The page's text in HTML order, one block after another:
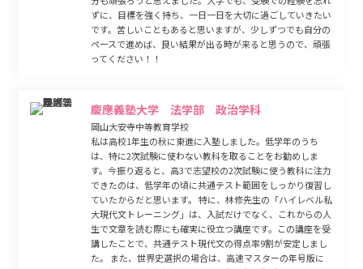
ずに、目標を強く持ち、一日一日を大切に過ごしていきたい
です。苦しいこともあると思いますが、少しずつでも自分の
ペースで進めば、良い結果が出る時が来ると思うので、頑張
ってください！！
慶應義塾大学 法学部 政治学科
岡山大安寺中等教育学校
私は高校1年生の秋に東進に入塾しました。低学年のうち
は、特に2次試験に使わない教科を取ることをお勧めしま
す。今振り返ると、高3で志望校の2次試験に使う教科に注力
できたのは、低学年の頃に共通テスト範囲をしっかり復習し
ていたからだと思います。 特に、林修先生の「ハイレベル私
大現代文トレーニング」は、入試だけでなく、これからの人
生で文章を読む際にも確実に役立つ講座です。この講座を受
講したことで、共通テスト現代文の得点率9割が安定しまし
た。 また、世界史選択の場合は、高速マスターの年号版に